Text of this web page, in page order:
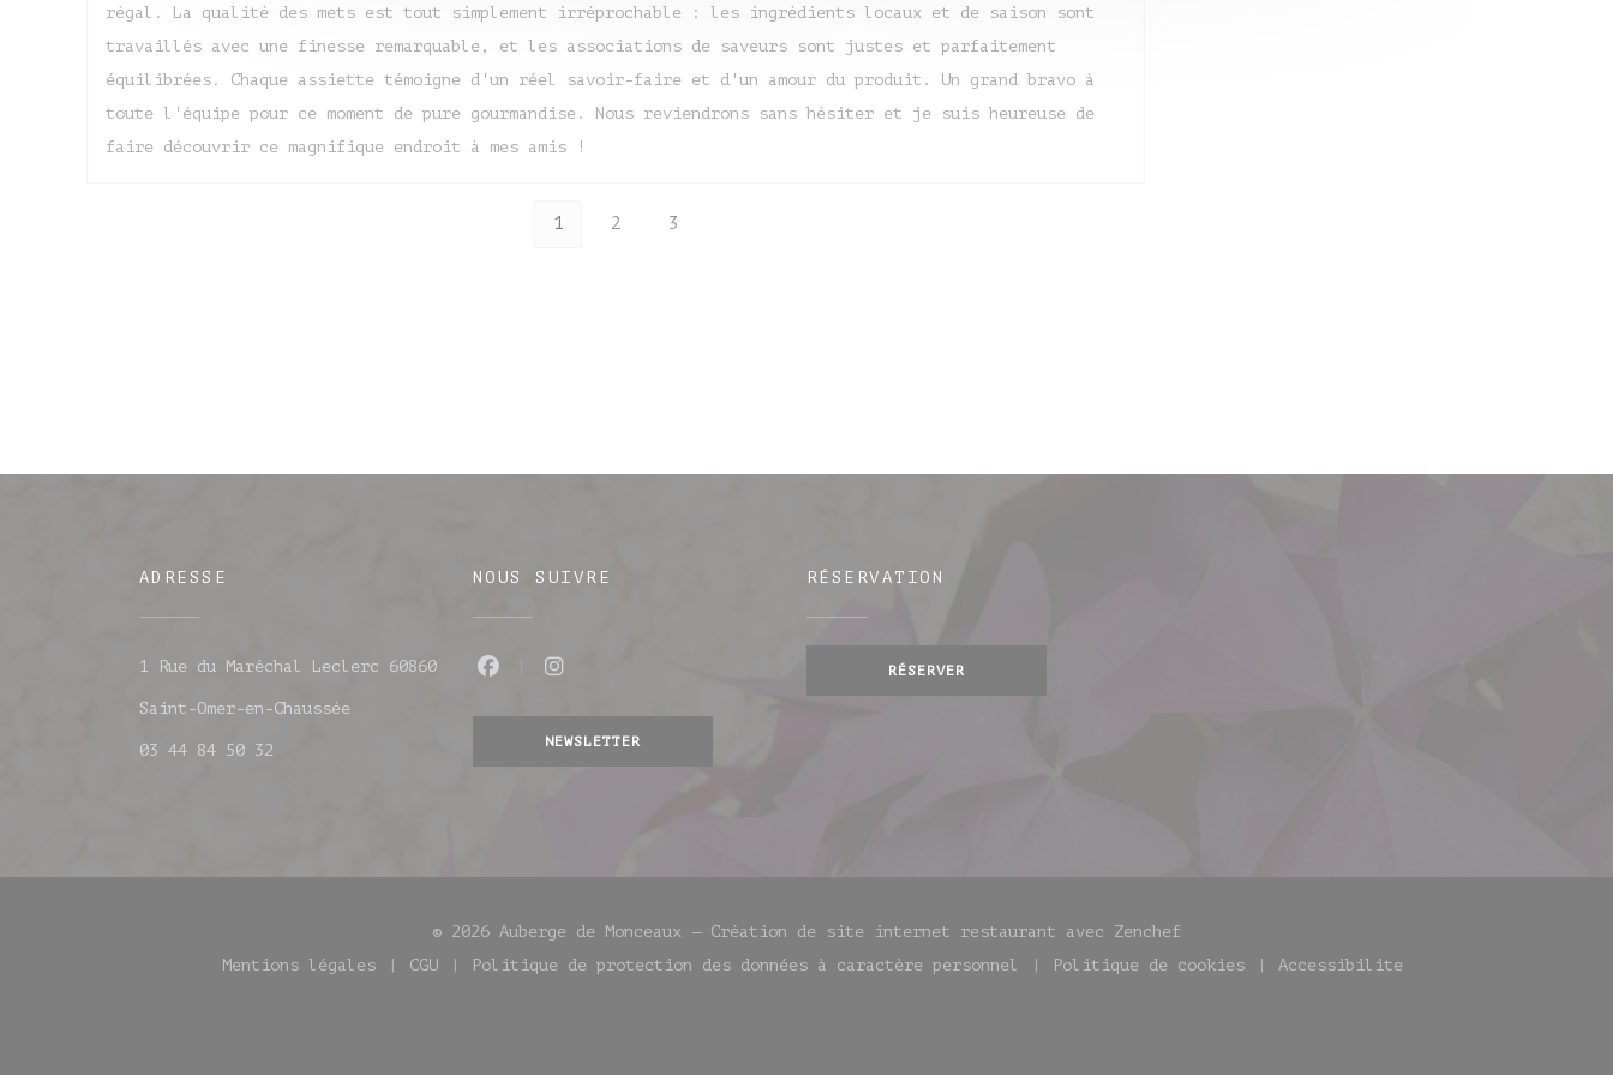
régal. La qualité des mets est tout simplement irréprochable : les ingrédients locaux et de saison sont
travaillés avec une finesse remarquable, et les associations de saveurs sont justes et parfaitement
équilibrées. Chaque assiette témoigne d'un réel savoir-faire et d'un amour du produit. Un grand bravo à
toute l'équipe pour ce moment de pure gourmandise. Nous reviendrons sans hésiter et je suis heureuse de
faire découvrir ce magnifique endroit à mes amis !
1 2 3
ADRESSE
1 Rue du Maréchal Leclerc 60860
Saint-Omer-en-Chaussée((ouvre une nouvelle fenêtre))
03 44 84 50 32
NOUS SUIVRE
NEWSLETTER
RÉSERVATION
RÉSERVER
© 2026 Auberge de Monceaux — Création de site internet restaurant avec Zenchef
Mentions légales
((ouvre une nouvelle fenêtre))
CGU
((ouvre une nouvelle fenêtre))
Politique de protection des données à caractère personnel
((ouvre une nouvelle fenêtre))
Politique de cookies
Accessibilite